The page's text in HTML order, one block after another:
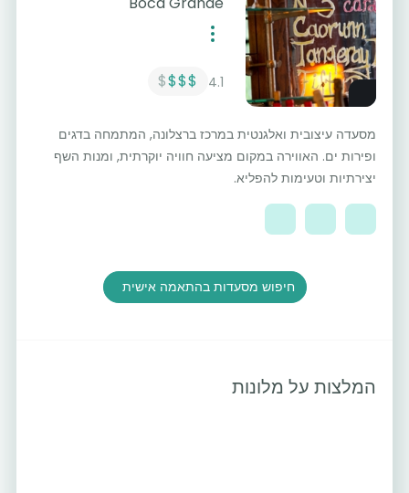
4.1
$$$
$
מסעדה עיצובית ואלגנטית במרכז ברצלונה, המתמחה בדגים
ופירות ים. האווירה במקום מציעה חוויה יוקרתית, ומנות השף
יצירתיות וטעימות להפליא.
חיפוש מסעדות בהתאמה אישית
המלצות על מלונות